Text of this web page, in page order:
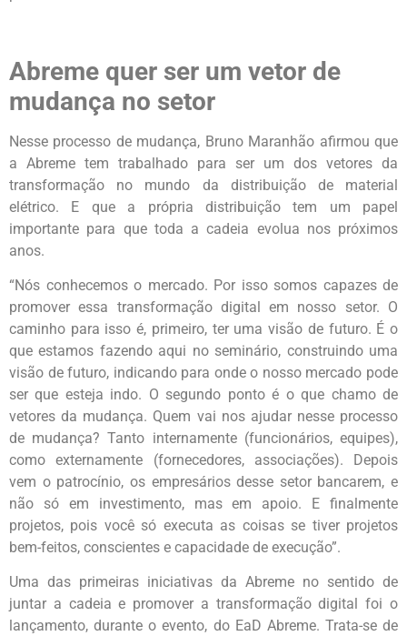
Abreme quer ser um vetor de
mudança no setor
Nesse processo de mudança, Bruno Maranhão afirmou que
a Abreme tem trabalhado para ser um dos vetores da
transformação no mundo da distribuição de material
elétrico. E que a própria distribuição tem um papel
importante para que toda a cadeia evolua nos próximos
anos.
“Nós conhecemos o mercado. Por isso somos capazes de
promover essa transformação digital em nosso setor. O
caminho para isso é, primeiro, ter uma visão de futuro. É o
que estamos fazendo aqui no seminário, construindo uma
visão de futuro, indicando para onde o nosso mercado pode
ser que esteja indo. O segundo ponto é o que chamo de
vetores da mudança. Quem vai nos ajudar nesse processo
de mudança? Tanto internamente (funcionários, equipes),
como externamente (fornecedores, associações). Depois
vem o patrocínio, os empresários desse setor bancarem, e
não só em investimento, mas em apoio. E finalmente
projetos, pois você só executa as coisas se tiver projetos
bem-feitos, conscientes e capacidade de execução”.
Uma das primeiras iniciativas da Abreme no sentido de
juntar a cadeia e promover a transformação digital foi o
lançamento, durante o evento, do EaD Abreme. Trata-se de